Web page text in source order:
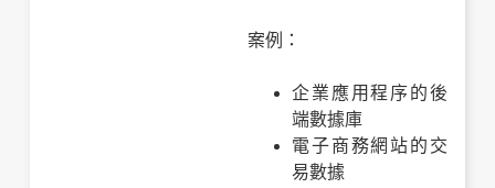
案例：
企業應用程序的後
端數據庫
電子商務網站的交
易數據